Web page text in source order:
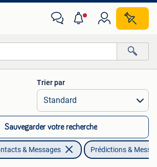
Toutes les distances…
Trier par
Sauvegarder votre recherche
& Messages Prédictions &